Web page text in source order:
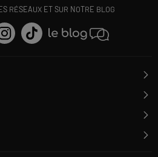
RÉSEAUX ET SUR NOTRE BLOG